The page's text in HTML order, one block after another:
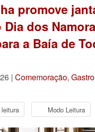
promove
dos
a Baía de
| Comemoração,
Modo Leitura